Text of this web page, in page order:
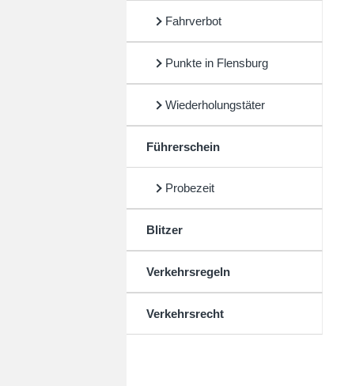
Fahrverbot
Punkte in Flensburg
Wiederholungstäter
Führerschein
Probezeit
Blitzer
Verkehrsregeln
Verkehrsrecht